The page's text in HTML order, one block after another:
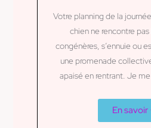
Votre planning de la
chien ne rencontre
congénères, s’ennuie ou
une promenade
apaisé en rentrant. Je
En savoir